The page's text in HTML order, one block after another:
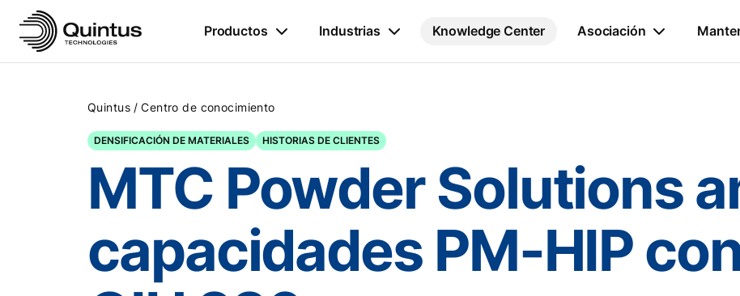
Productos Industrias Knowledge Center Asociación
Quintus / Centro de conocimiento
DENSIFICACIÓN DE MATERIALES HISTORIAS DE CLIENTES
MTC Powder Solutions
capacidades PM-HIP